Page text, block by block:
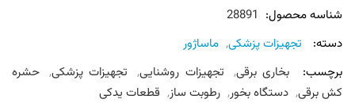
شناسه محصول: 28891
دسته:
تجهیزات پزشکی, ماساژور
برچسب:
بخاری برقی, تجهیزات روشنایی, تجهیزات پزشکی, حشره
کش برقی, دستگاه بخور, رطوبت ساز, قطعات یدکی